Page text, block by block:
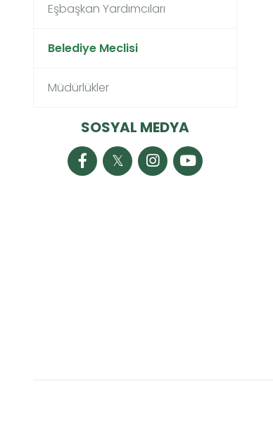
Eşbaşkan Yardımcıları
Belediye Meclisi
Müdürlükler
SOSYAL MEDYA
𝕏